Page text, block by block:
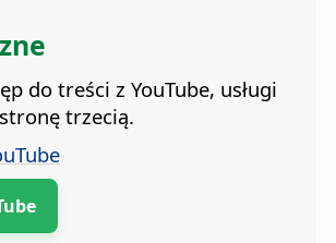
do treści z YouTube, usługi
trzecią.